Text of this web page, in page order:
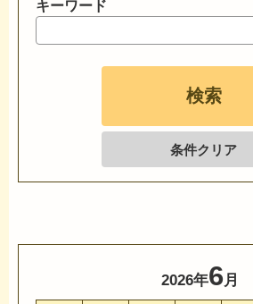
キーワード
条件クリア
2026年6 月